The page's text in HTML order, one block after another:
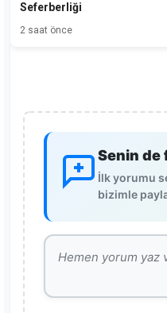
Seferberliği
2 saat önce
Senin de
İlk yorumu
bizimle